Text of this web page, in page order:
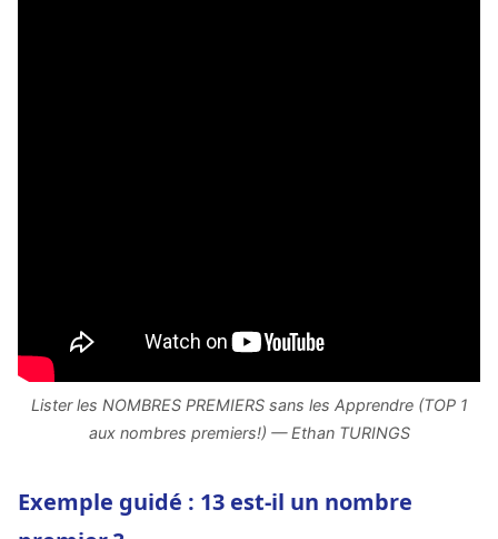
Lister les NOMBRES PREMIERS sans les Apprendre (TOP 1
aux nombres premiers!) — Ethan TURINGS
Exemple guidé : 13 est-il un nombre